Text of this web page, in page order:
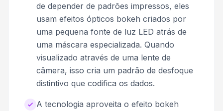
de depender de padrões impressos, eles
usam efeitos ópticos bokeh criados por
uma pequena fonte de luz LED atrás de
uma máscara especializada. Quando
visualizado através de uma lente de
câmera, isso cria um padrão de desfoque
distintivo que codifica os dados.
A tecnologia aproveita o efeito bokeh